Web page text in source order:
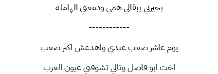
بحيرتي يبقالي همي ودمعتي الهامله
------------
يوم عاشر صعب عندي واهدعش اكثر صعب
اخت ابو فاضل وتالي تشوفني عيون الغرب